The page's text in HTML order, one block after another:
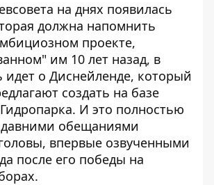
на днях появилась
должна напомнить
проекте,
им 10 лет назад, в
идет о Диснейленде, который
создать на базе
. И это полностью
давними обещаниями
впервые озвученными
после его победы на